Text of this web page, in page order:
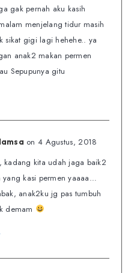
gak pernah aku kasih
menjelang tidur masih
sikat gigi lagi hehehe.. ya
anak2 makan permen
Sepupunya gitu
on 4 Agustus, 2018
kadang kita udah jaga baik2
yang kasi permen yaaaa…
anak2ku jg pas tumbuh
demam